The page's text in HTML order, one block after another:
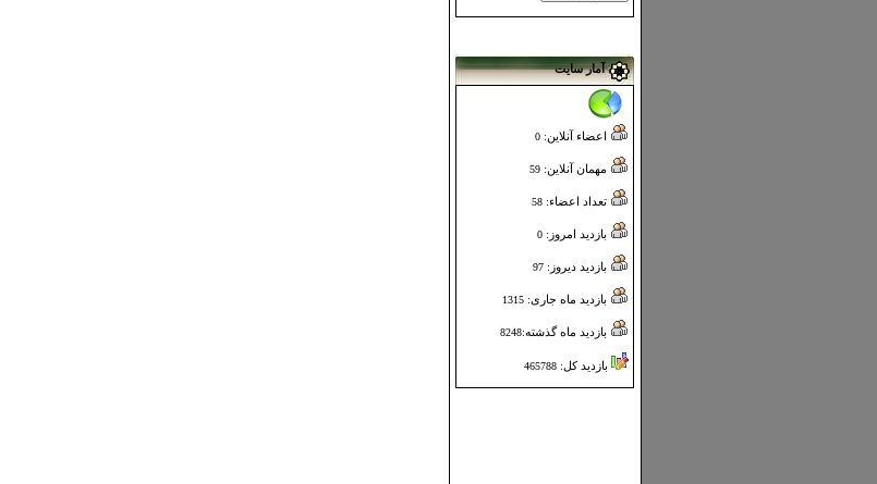
آمار سایت
اعضاء آنلاین: 0
مهمان آنلاین: 59
تعداد اعضاء: 58
بازدید امروز: 0
بازدید دیروز: 97
بازدید ماه جاری: 1315
بازدید ماه گذشته:8248
بازدید کل: 465788